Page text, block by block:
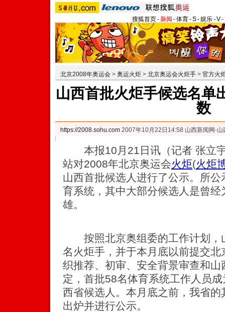
搜狐首页-新闻 -体育-S-娱乐-V-
北京2008年奥运会 > 奥运火炬 > 北京奥运会火炬手 > 官方火
山西首批火炬手候选名单
数
https://2008.sohu.com 2007年10月22日14:58 山西新闻网-山
本报10月21日讯（记者 张立宇
站对2008年北京奥运会火炬(火炬
山西首批候选人进行了公示。所
育系统，其中大部分候选人是曾
雄。
按照北京奥组委的工作计划，
名火炬手，并于本月底以前提交
织推荐、初审、安全背景审查和
定，首批58名体育系统工作人员
西省候选人。本月底之前，我省
出炉并进行公示。